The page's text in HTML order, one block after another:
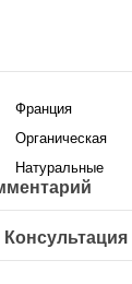
Франция
Органическая
Натуральные
Консультация